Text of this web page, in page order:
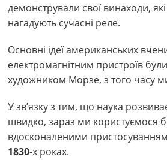
демонстрували свої винаходи,
нагадують сучасні реле.
Основні ідеї американських
електромагнітним пристроїв
художником Морзе, з того часу
У зв’язку з тим, що наука
швидко, зараз ми користуємося
вдосконаленими
1830-х роках.